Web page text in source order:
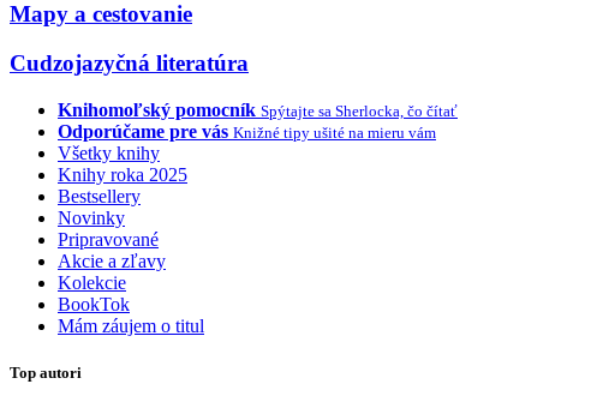
Mapy a cestovanie
Cudzojazyčná literatúra
Knihomoľský pomocník Spýtajte sa Sherlocka, čo čítať
Odporúčame pre vás Knižné tipy ušité na mieru vám
Všetky knihy
Knihy roka 2025
Bestsellery
Novinky
Pripravované
Akcie a zľavy
Kolekcie
BookTok
Mám záujem o titul
Top autori